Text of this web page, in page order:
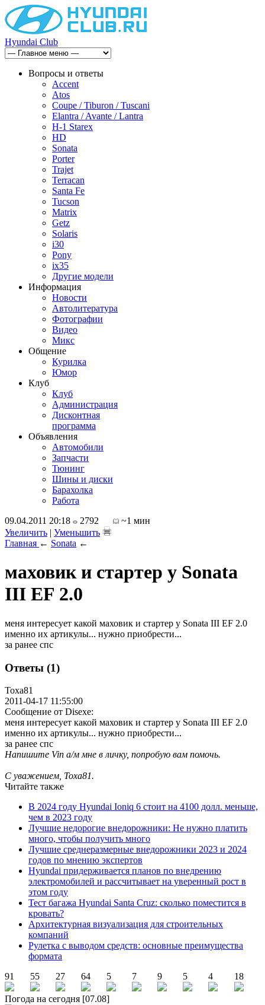
Hyundai Club
Вопросы и ответы
Accent
Atos
Coupe / Tiburon / Tuscani
Elantra / Avante / Lantra
H-1 Starex
HD
Sonata
Porter
Trajet
Terracan
Santa Fe
Tucson
Matrix
Getz
Solaris
i30
Pony
ix35
Другие модели
Информация
Новости
Автолитература
Фотографии
Видео
Микс
Общение
Курилка
Юмор
Клуб
Клуб
Администрация
Дисконтная
программа
Объявления
Автомобили
Запчасти
Тюнинг
Шины и диски
Барахолка
Работа
09.04.2011 20:18
2792
~1 мин
Увеличить | Уменьшить
Главная ← Sonata ←
маховик и стартер у Sonata
III EF 2.0
меня интересует какой маховик и стартер у Sonata III EF 2.0
именно их артикулы... нужно приобрести...
за ранее спс
Ответы (1)
Toxa81
2011-04-17 11:55:00
Сообщение от Disexe:
меня интересует какой маховик и стартер у Sonata III EF 2.0
именно их артикулы... нужно приобрести...
за ранее спс
Напишите Vin а/м мне в личку, попробую вам помочь.
С уважением, Toxa81.
Читайте также
В 2024 году Hyundai Ioniq 6 стоит на 4100 долл. меньше,
чем в 2023 году
Лучшие недорогие внедорожники: Не нужно платить
много, чтобы получить много
Лучшие среднеразмерные внедорожники 2023 и 2024
годов по мнению экспертов
Hyundai придерживается планов по внедрению
электромобилей и рассчитывает на уверенный рост в
этом году
Тест багажа Hyundai Santa Cruz: сколько поместится в
кровать?
Архитектурная визуализация для строительных
компаний
Рулетка с выводом средств: основные преимущества
формата
91
55 27 64 5 7 9 5 4 18
Погода на сегодня [07.08]